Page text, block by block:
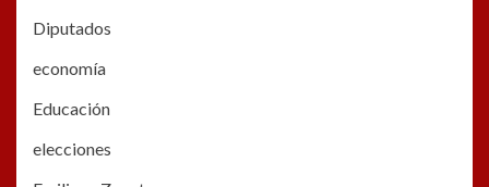
Diputados
economía
Educación
elecciones